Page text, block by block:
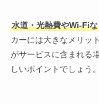
水道・光熱費やWi-Fi
カーには大きなメリッ
がサービスに含まれる
しいポイントでしょう。